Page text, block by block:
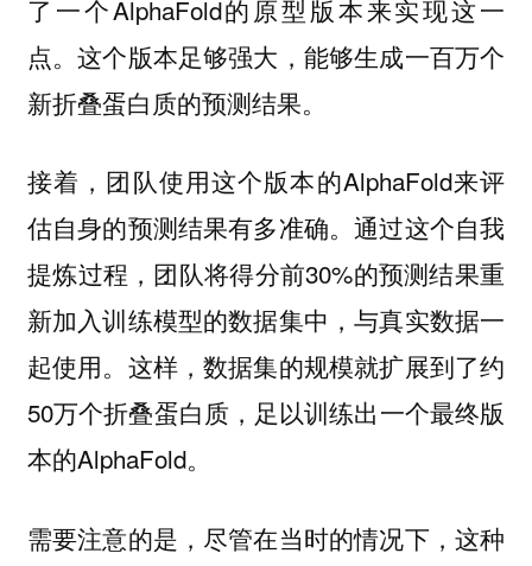
了一个AlphaFold的原型版本来实现这一
点。这个版本足够强大，能够生成一百万个
新折叠蛋白质的预测结果。
接着，团队使用这个版本的AlphaFold来评
估自身的预测结果有多准确。通过这个自我
提炼过程，团队将得分前30%的预测结果重
新加入训练模型的数据集中，与真实数据一
起使用。这样，数据集的规模就扩展到了约
50万个折叠蛋白质，足以训练出一个最终版
本的AlphaFold。
需要注意的是，尽管在当时的情况下，这种